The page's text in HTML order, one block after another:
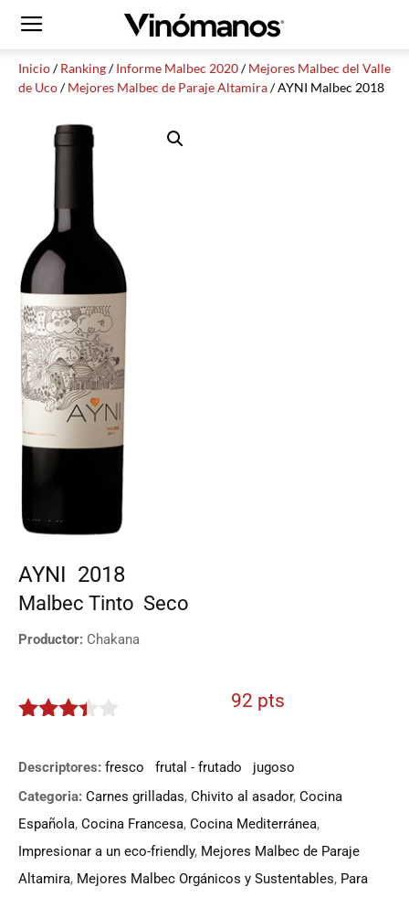
Inicio/Ranking/Informe Malbec 2020/Mejores Malbec del Valle
de Uco/Mejores Malbec de Paraje Altamira/ AYNI Malbec 2018
AYNI 2018
Malbec Tinto Seco
Productor: Chakana
92 pts
Descriptores: fresco frutal - frutado
jugoso
Categoria: Carnes grilladas, Chivito al asador, Cocina
Española, Cocina Francesa, Cocina Mediterránea,
Impresionar a un eco-friendly, Mejores Malbec de Paraje
Altamira, Mejores Malbec Orgánicos y Sustentables, Para